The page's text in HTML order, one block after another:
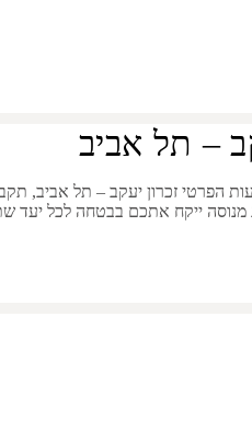
– תל אביב
הפרטי זכרון יעקב – תל אביב,